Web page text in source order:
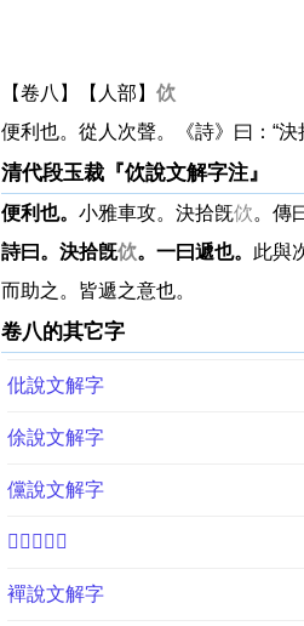
【卷八】【人部】 佽
便利也。從人次聲。《詩》曰：“決
清代段玉裁『佽說文解字注』
便利也。 小雅車攻。決拾旣佽。傳
詩曰。決拾旣佽。一曰遞也。 此與
而助之。皆遞之意也。
卷八的其它字
仳說文解字
俆說文解字
儻說文解字
𣣲說文解字
襌說文解字